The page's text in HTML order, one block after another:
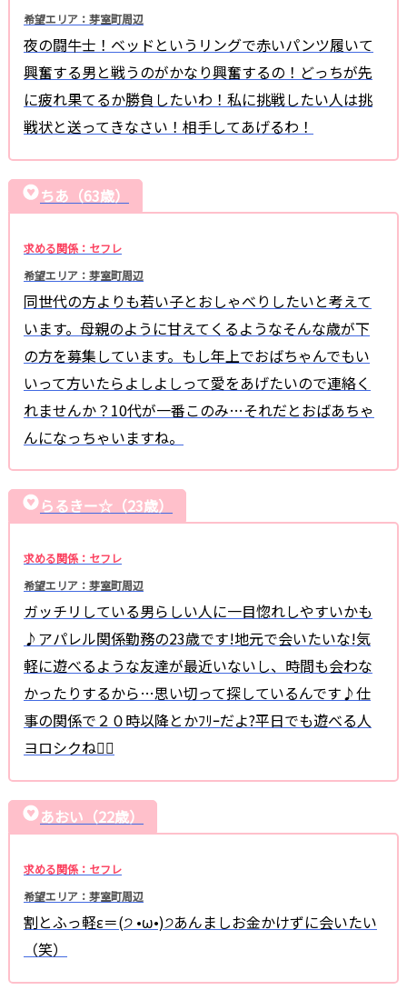
希望エリア：芽室町周辺
夜の闘牛士！ベッドというリングで赤いパンツ履いて
興奮する男と戦うのがかなり興奮するの！どっちが先
に疲れ果てるか勝負したいわ！私に挑戦したい人は挑
戦状と送ってきなさい！相手してあげるわ！
ちあ（63歳）
求める関係：セフレ
希望エリア：芽室町周辺
同世代の方よりも若い子とおしゃべりしたいと考えて
います。母親のように甘えてくるようなそんな歳が下
の方を募集しています。もし年上でおばちゃんでもい
いって方いたらよしよしって愛をあげたいので連絡く
れませんか？10代が一番このみ…それだとおばあちゃ
んになっちゃいますね。
らるきー☆（23歳）
求める関係：セフレ
希望エリア：芽室町周辺
ガッチリしている男らしい人に一目惚れしやすいかも
♪アパレル関係勤務の23歳です!地元で会いたいな!気
軽に遊べるような友達が最近いないし、時間も会わな
かったりするから…思い切って探しているんです♪仕
事の関係で２０時以降とかﾌﾘｰだよ?平日でも遊べる人
ヨロシクね
あおい（22歳）
求める関係：セフレ
希望エリア：芽室町周辺
割とふっ軽ε＝(੭ •ω•)੭あんましお金かけずに会いたい
（笑）